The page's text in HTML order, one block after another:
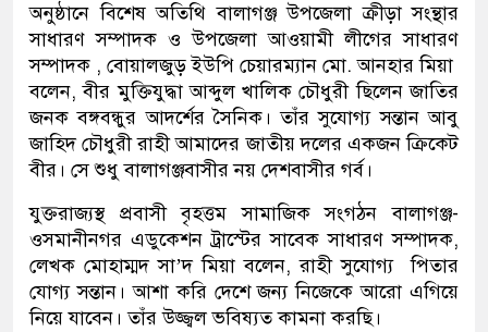
অনুষ্ঠানে বিশেষ অতিথি বালাগঞ্জ উপজেলা ক্রীড়া সংন্থার
সাধারণ সম্পাদক ও উপজেলা আওয়ামী লীগের সাধারণ
সম্পাদক , বোয়ালজুড় ইউপি চেয়ারম্যান মো. আনহার মিয়া
বলেন, বীর মুক্তিযুদ্ধা আব্দুল খালিক চৌধুরী ছিলেন জাতির
জনক বঙ্গবন্ধুর আদর্শের সৈনিক। তাঁর সুযোগ্য সন্তান আবু
জাহিদ চৌধুরী রাহী আমাদের জাতীয় দলের একজন ক্রিকেট
বীর। সে শুধু বালাগঞ্জবাসীর নয় দেশবাসীর গর্ব।
যুক্তরাজ্যস্থ প্রবাসী বৃহত্তম সামাজিক সংগঠন বালাগঞ্জ-
ওসমানীনগর এডুকেশন ট্রাস্টের সাবেক সাধারণ সম্পাদক,
লেখক মোহাম্মদ সা’দ মিয়া বলেন, রাহী সুযোগ্য পিতার
যোগ্য সন্তান। আশা করি দেশে জন্য নিজেকে আরো এগিয়ে
নিয়ে যাবেন। তাঁর উজ্জ্বল ভবিষ্যত কামনা করছি।